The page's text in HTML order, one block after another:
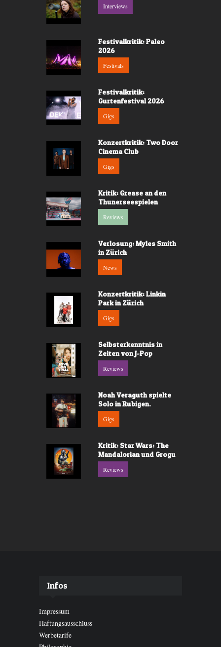
Interviews
Festivalkritik: Paleo
2026
Festivals
Festivalkritik:
Gurtenfestival 2026
Gigs
Konzertkritik: Two Door
Cinema Club
Gigs
Kritik: Grease an den
Thunerseespielen
Reviews
Verlosung: Myles Smith
in Zürich
News
Konzertkritik: Linkin
Park in Zürich
Gigs
Selbsterkenntnis in
Zeiten von J-Pop
Reviews
Noah Veraguth spielte
Solo in Rubigen.
Gigs
Kritik: Star Wars: The
Mandalorian und Grogu
Reviews
Infos
Impressum
Haftungsausschluss
Werbetarife